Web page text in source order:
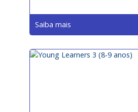
Saiba mais